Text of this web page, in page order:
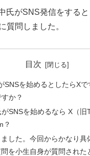
氏がSNS発信をする
質問しました。
目次
SNSを始めるとしたらXで
か？
がSNSを始めるなら X（旧
？
した。今回からかなり具
問を小生自身が質問された